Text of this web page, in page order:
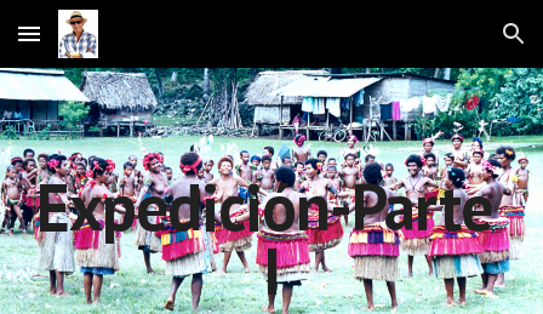
Skip to main content Skip to navigation
Expedición-Parte
I